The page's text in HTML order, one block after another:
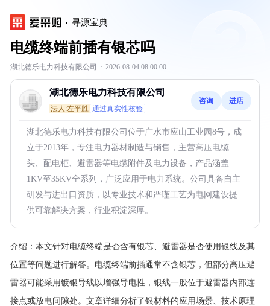
寻源宝典
电缆终端前插有银芯吗
湖北德乐电力科技有限公司 · 2026-08-04 08:00:00
湖北德乐电力科技有限公司
法人:左平胜 通过真实性核验
咨询 进店
湖北德乐电力科技有限公司位于广水市应山工业园8号，成
立于2013年，专注电力器材制造与销售，主营高压电缆
头、配电柜、避雷器等电缆附件及电力设备，产品涵盖
1KV至35KV全系列，广泛应用于电力系统。公司具备自主
研发与进出口资质，以专业技术和严谨工艺为电网建设提
供可靠解决方案，行业积淀深厚。
介绍： 本文针对电缆终端是否含有银芯、避雷器是否使用银线及其
位置等问题进行解答。电缆终端前插通常不含银芯，但部分高压避
雷器可能采用镀银导线以增强导电性，银线一般位于避雷器内部连
接点或放电间隙处。文章详细分析了银材料的应用场景、技术原理